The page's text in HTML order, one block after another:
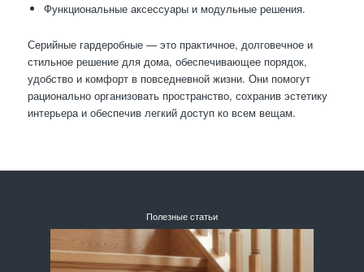
Функциональные аксессуары и модульные решения.
Серийные гардеробные — это практичное, долговечное и
стильное решение для дома, обеспечивающее порядок,
удобство и комфорт в повседневной жизни. Они помогут
рационально организовать пространство, сохранив эстетику
интерьера и обеспечив легкий доступ ко всем вещам.
Полезные статьи